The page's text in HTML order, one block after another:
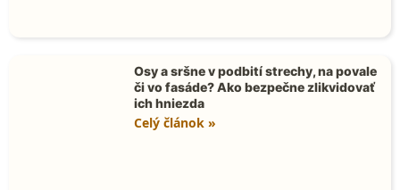
Osy a sršne v podbití strechy, na povale
či vo fasáde? Ako bezpečne zlikvidovať
ich hniezda
Celý článok »